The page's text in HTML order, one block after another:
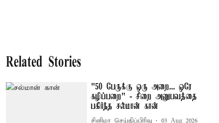
Related Stories
"50 பேருக்கு ஒரு அறை... ஒரே
கழிப்பறை" - சிறை அனுபவத்தை
பகிர்ந்த சல்மான் கான்
சினிமா செய்திப்பிரிவு 03 Aug 2026